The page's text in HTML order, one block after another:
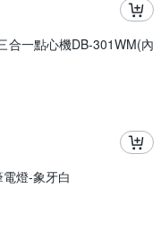
合一點心機DB-301WM(內
燈-象牙白